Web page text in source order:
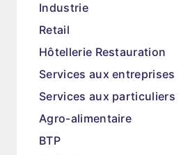
Industrie
Retail
Hôtellerie Restauration
Services aux entreprises
Services aux particuliers
Agro-alimentaire
BTP